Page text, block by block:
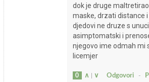
dok je druge
maske, drzati distance i
djedovi ne druze s
asimptomatski i
njegovo ime odmah mi
licemjer
0 ∧ ∨ Odgovori-